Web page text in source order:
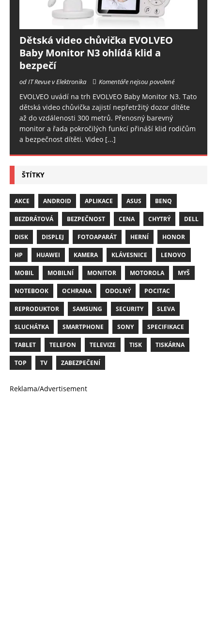
Dětská video chůvička EVOLVEO
Baby Monitor N3 ohlídá klid a
bezpečí
od IT Revue v Elektronika Komentáře nejsou povolené
EVOLVEO uvádí na trh EVOLVEO Baby Monitor N3. Tato
dětská video chůvička zajistí nepřetržitý dozor dítěte
až do vzdálenosti 300 metrů. Přenosný barevný
monitor a řada pokročilých funkcí přináší klid rodičům
a bezpečnost dítěti. Video [...]
ŠTÍTKY
AKCE ANDROID APLIKACE ASUS BENQ
BEZDRÁTOVÁ BEZPEČNOST CENA CHYTRÝ DELL
DISK DISPLEJ FOTOAPARÁT HERNÍ HONOR
HP HUAWEI KAMERA KLÁVESNICE LENOVO
MOBIL MOBILNÍ MONITOR MOTOROLA MYŠ
NOTEBOOK OCHRANA ODOLNÝ POCITAC
REPRODUKTOR SAMSUNG SECURITY SLEVA
SLUCHÁTKA SMARTPHONE SONY SPECIFIKACE
TABLET TELEFON TELEVIZE TISK TISKÁRNA
TOP TV ZABEZPEČENÍ
Reklama/Advertisement